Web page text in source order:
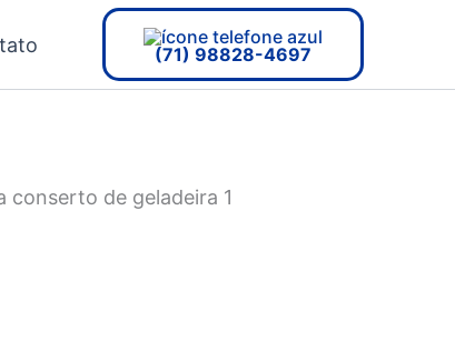
(71) 98828-4697